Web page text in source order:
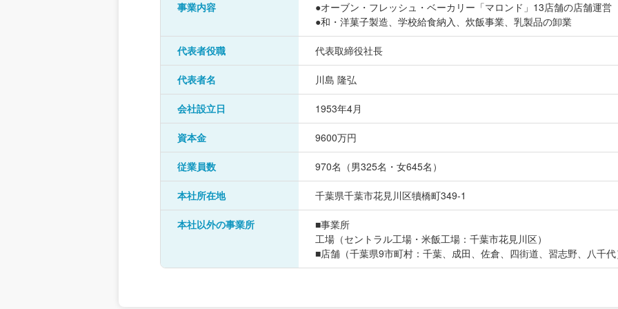
事業内容
●オーブン・フレッシュ・ベーカリー「マロンド」13店舗の店舗運営
●和・洋菓子製造、学校給食納入、炊飯事業、乳製品の卸業
代表者役職 代表取締役社長
代表者名 川島 隆弘
会社設立日 1953年4月
資本金 9600万円
従業員数 970名（男325名・女645名）
本社所在地 千葉県千葉市花見川区犢橋町349-1
本社以外の事業所
■事業所
工場（セントラル工場・米飯工場：千葉市花見川区）
■店舗（千葉県9市町村：千葉、成田、佐倉、四街道、習志野、八千